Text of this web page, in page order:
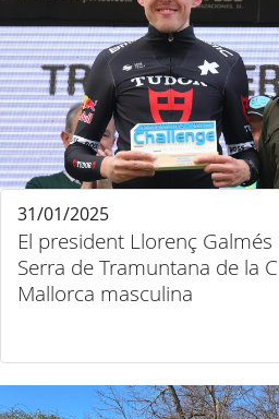
El president Llorenç
Serra de Tramuntana de la
Mallorca masculina
31/01/2025